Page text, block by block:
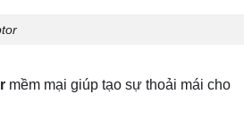
mềm mại giúp tạo sự thoải mái cho